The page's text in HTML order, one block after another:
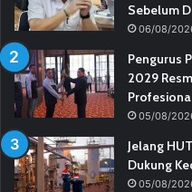
Sebelum
06/08/
Pengurus
2029
05/08/
Jelang
Dukung
05/08/